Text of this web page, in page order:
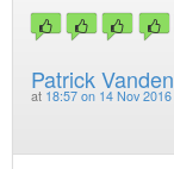
Patrick
at 18:57 on 14 Nov 2016